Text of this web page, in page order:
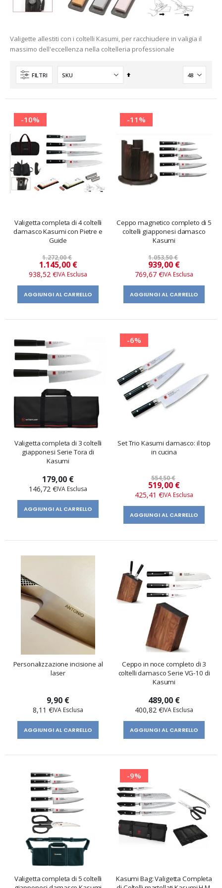
Valigette allestiti con i coltelli Kasumi, per racchiudere in valigia il
massimo dell'eccellenza nella coltelleria professionale
FILTRI
Imposta
-10%
Valigetta completa di 4 coltelli
damasco Kasumi con Pietre e
Guide
1.272,00 €
Prezzo
speciale
1.145,00 €
938,52 €
AGGIUNGI AL CARRELLO
-11%
Ceppo magnetico completo di 5
coltelli giapponesi damasco
Kasumi
1.053,50 €
Prezzo
speciale
939,00 €
769,67 €
AGGIUNGI AL CARRELLO
Valigetta completa di 3 coltelli
giapponesi Serie Tora di
Kasumi
179,00 €
146,72 €
AGGIUNGI AL CARRELLO
-6%
Set Trio Kasumi damasco: il top
in cucina
554,50 €
Prezzo
speciale
519,00 €
425,41 €
AGGIUNGI AL CARRELLO
Personalizzazione incisione al
laser
9,90 €
8,11 €
AGGIUNGI AL CARRELLO
Ceppo in noce completo di 3
coltelli damasco Serie VG-10 di
Kasumi
489,00 €
400,82 €
AGGIUNGI AL CARRELLO
Valigetta completa di 5 coltelli
-9%
Kasumi Bag: Valigetta Completa